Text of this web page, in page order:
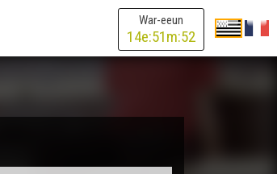
War-eeun
14e:51m:52